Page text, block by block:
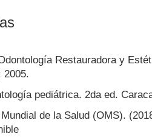
Restauradora y
2005.
pediátrica. 2da ed.
de la Salud (OMS).